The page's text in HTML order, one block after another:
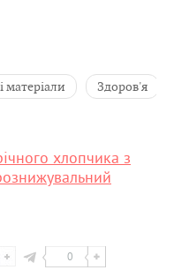
матеріали Здоров'я
хлопчика з
0